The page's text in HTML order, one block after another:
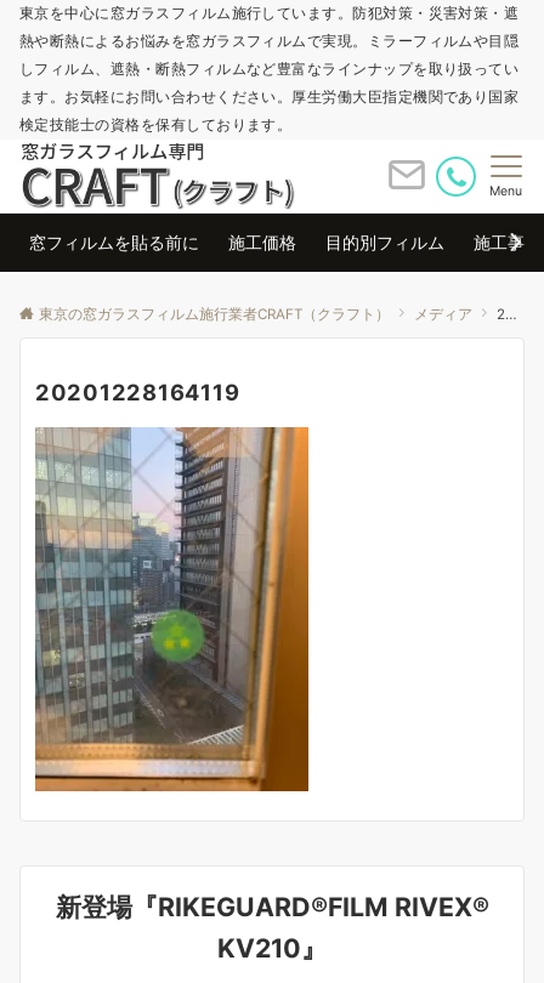
東京を中心に窓ガラスフィルム施行しています。防犯対策・災害対策・遮
熱や断熱によるお悩みを窓ガラスフィルムで実現。ミラーフィルムや目隠
しフィルム、遮熱・断熱フィルムなど豊富なラインナップを取り扱ってい
ます。お気軽にお問い合わせください。厚生労働大臣指定機関であり国家
検定技能士の資格を保有しております。
Menu
窓フィルムを貼る前に 施工価格 目的別フィルム 施工事例
東京の窓ガラスフィルム施行業者CRAFT（クラフト） メディア 20201228164119
20201228164119
新登場『RIKEGUARD®FILM RIVEX®
KV210』